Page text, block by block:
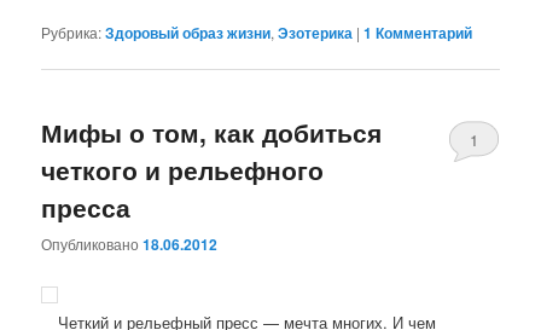
Рубрика:Здоровый образ жизни,Эзотерика |1 Комментарий
Мифы о том, как добиться
четкого и рельефного
пресса
Опубликовано18.06.2012
1
Четкий и рельефный пресс — мечта многих. И чем